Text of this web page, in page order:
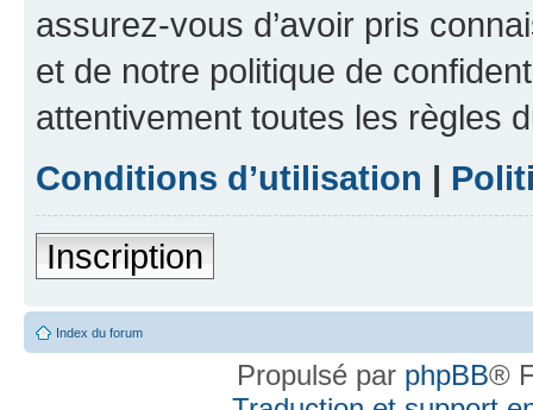
assurez-vous d’avoir pris
et de notre politique de
attentivement toutes les règles
Conditions d’utilisation |
Inscription
Index du forum
Propulsé par phpBB®